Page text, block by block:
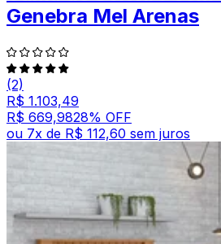
Genebra Mel Arenas
(2)
R$ 1.103,49
R$ 669,9828% OFF
ou 7x de R$ 112,60 sem juros